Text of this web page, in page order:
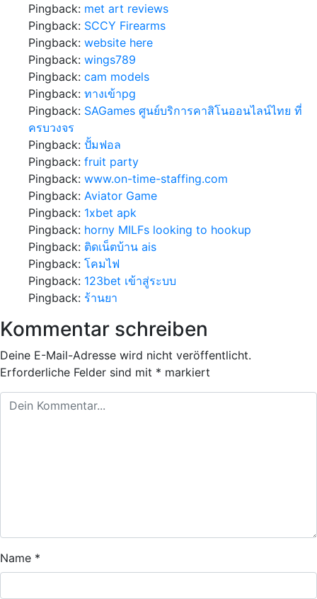
Pingback: met art reviews
Pingback: SCCY Firearms
Pingback: website here
Pingback: wings789
Pingback: cam models
Pingback: ทางเข้าpg
Pingback: SAGames ศูนย์บริการคาสิโนออนไลน์ไทย ที่
ครบวงจร
Pingback: ปั้มฟอล
Pingback: fruit party
Pingback: www.on-time-staffing.com
Pingback: Aviator Game
Pingback: 1xbet apk
Pingback: horny MILFs looking to hookup
Pingback: ติดเน็ตบ้าน ais
Pingback: โคมไฟ
Pingback: 123bet เข้าสู่ระบบ
Pingback: ร้านยา
Kommentar schreiben
Deine E-Mail-Adresse wird nicht veröffentlicht.
Erforderliche Felder sind mit * markiert
Name *